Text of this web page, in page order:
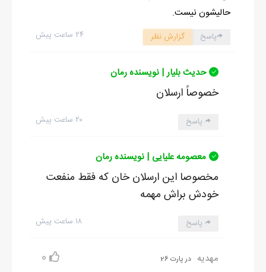
حالیشون نیست.
۲۴ ساعت پیش پاسخ گزارش نظر
حدیث بلیار | نویسنده رمان
خصوصاً ارسلان
۲۰ ساعت پیش پاسخ
معصومه علیایی | نویسنده رمان
مخصوصا این ارسلان خان که فقط منفعت
خودش براش مهمه
۱۸ ساعت پیش پاسخ
مهدیه در پارت 26 0